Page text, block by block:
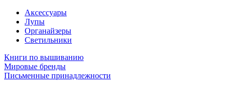
Аксессуары
Лупы
Органайзеры
Светильники
Книги по вышиванию
Мировые бренды
Письменные принадлежности